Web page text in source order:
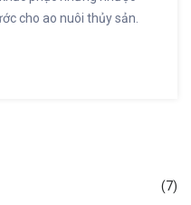
cho ao nuôi thủy sản.
khí ) ƯU ĐIỂM : 1. Di
nổi ;2. Không cần dùng
(7)